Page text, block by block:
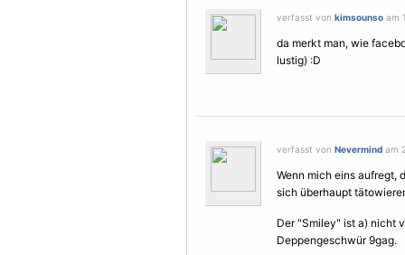
verfasst von kimsounso am
da merkt man, wie
lustig) :D
verfasst von Nevermind am
Wenn mich eins aufregt,
sich überhaupt
Der "Smiley" ist a) nicht
Deppengeschwür 9gag.